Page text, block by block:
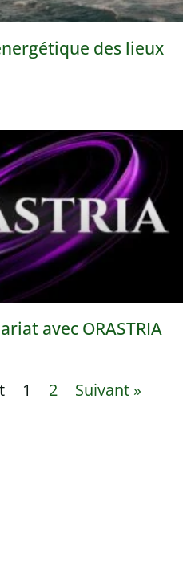
des lieux
avec ORASTRIA
1 2 Suivant »